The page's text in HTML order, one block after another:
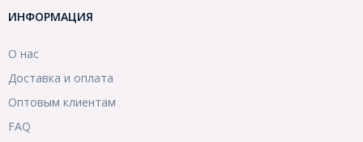
ИНФОРМАЦИЯ
О нас
Доставка и оплата
Оптовым клиентам
FAQ